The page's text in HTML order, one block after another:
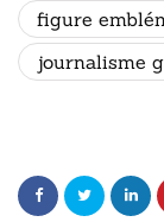
figure
journalisme